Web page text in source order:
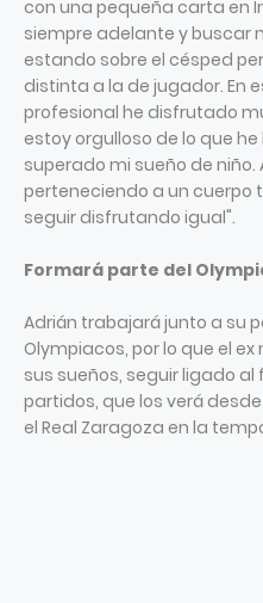
con una pequeña carta en
siempre adelante y buscar
estando sobre el césped
distinta a la de jugador. En
profesional he disfrutado
estoy orgulloso de lo que
superado mi sueño de niño.
perteneciendo a un cuerpo
seguir disfrutando igual".
Formará parte del
Adrián trabajará junto a su
Olympiacos, por lo que el
sus sueños, seguir ligado
partidos, que los verá
el Real Zaragoza en la